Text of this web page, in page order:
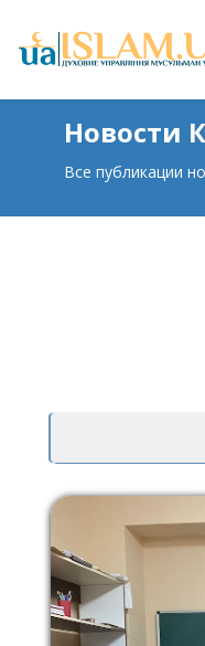
Новости
Все публикации